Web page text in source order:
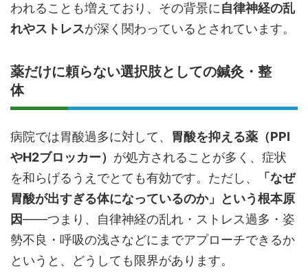
われることも増えており、その背景に自律神経の乱
れやストレスが深く関わっているとされています。
薬だけに頼らない選択肢としての鍼灸・整
体
病院では胃酸過多に対して、 胃酸を抑える薬（PPI
やH2ブロッカー） が処方されることが多く、症状
を和らげるうえでとても有効です。ただし、
「なぜ
胃酸が出すぎる体になっているのか」という根本原
因――つまり、自律神経の乱れ・ストレス過多・姿
勢不良・呼吸の浅さなどにまでアプローチできるか
というと、どうしても限界があります。